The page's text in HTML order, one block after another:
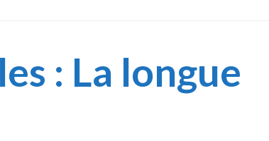
: La longue